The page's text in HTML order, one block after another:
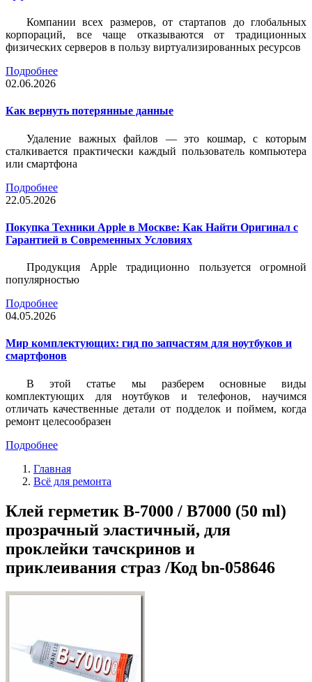
Компании всех размеров, от стартапов до глобальных
корпораций, все чаще отказываются от традиционных
физических серверов в пользу виртуализированных ресурсов
Подробнее
02.06.2026
Как вернуть потерянные данные
Удаление важных файлов — это кошмар, с которым
сталкивается практически каждый пользователь компьютера
или смартфона
Подробнее
22.05.2026
Покупка Техники Apple в Москве: Как Найти Оригинал с
Гарантией в Современных Условиях
Продукция Apple традиционно пользуется огромной
популярностью
Подробнее
04.05.2026
Мир комплектующих: гид по запчастям для ноутбуков и
смартфонов
В этой статье мы разберем основные виды
комплектующих для ноутбуков и телефонов, научимся
отличать качественные детали от подделок и поймем, когда
ремонт целесообразен
Подробнее
Главная
Всё для ремонта
Клей герметик B-7000 / B7000 (50 ml)
прозрачный эластичный, для
проклейки тачскринов и
приклеивания страз /Код bn-058646